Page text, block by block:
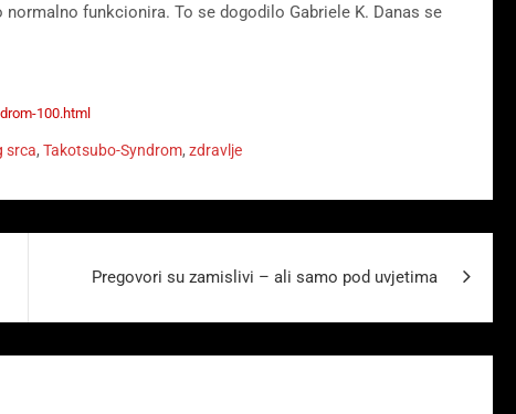
funkcionira. To se dogodilo Gabriele K. Danas se
100.html
srca, Takotsubo-Syndrom, zdravlje
Pregovori su zamislivi – ali samo pod uvjetima